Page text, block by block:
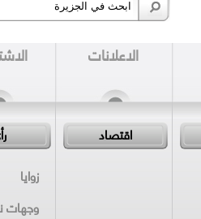
الاعلانات
اقتصاد
زوايا
وجهات